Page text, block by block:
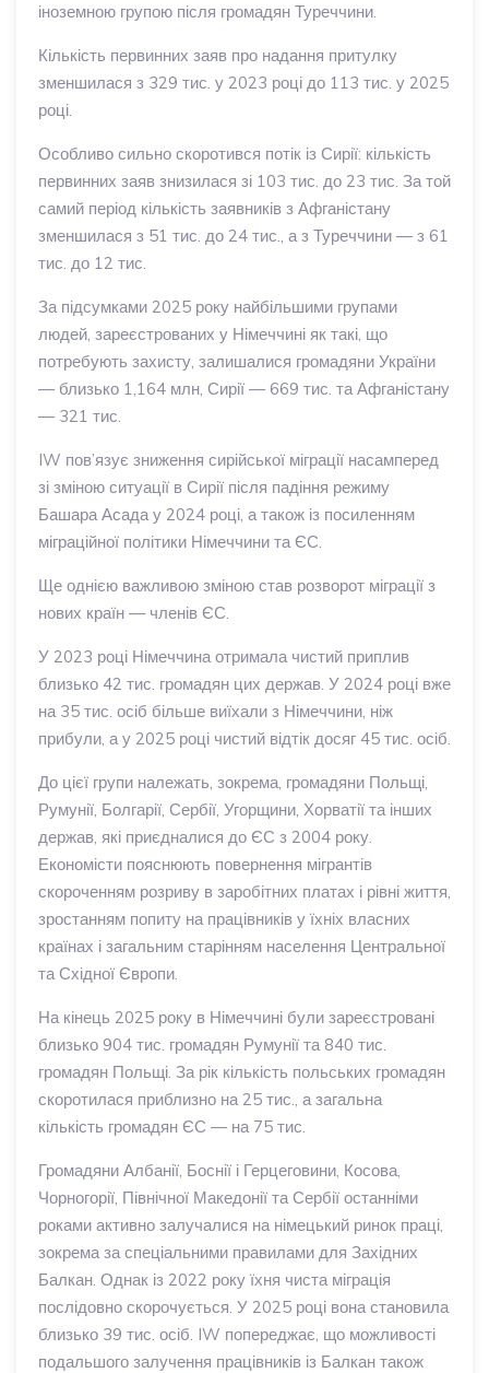
іноземною групою після громадян Туреччини.
Кількість первинних заяв про надання притулку
зменшилася з 329 тис. у 2023 році до 113 тис. у 2025
році.
Особливо сильно скоротився потік із Сирії: кількість
первинних заяв знизилася зі 103 тис. до 23 тис. За той
самий період кількість заявників з Афганістану
зменшилася з 51 тис. до 24 тис., а з Туреччини — з 61
тис. до 12 тис.
За підсумками 2025 року найбільшими групами
людей, зареєстрованих у Німеччині як такі, що
потребують захисту, залишалися громадяни України
— близько 1,164 млн, Сирії — 669 тис. та Афганістану
— 321 тис.
IW пов’язує зниження сирійської міграції насамперед
зі зміною ситуації в Сирії після падіння режиму
Башара Асада у 2024 році, а також із посиленням
міграційної політики Німеччини та ЄС.
Ще однією важливою зміною став розворот міграції з
нових країн — членів ЄС.
У 2023 році Німеччина отримала чистий приплив
близько 42 тис. громадян цих держав. У 2024 році вже
на 35 тис. осіб більше виїхали з Німеччини, ніж
прибули, а у 2025 році чистий відтік досяг 45 тис. осіб.
До цієї групи належать, зокрема, громадяни Польщі,
Румунії, Болгарії, Сербії, Угорщини, Хорватії та інших
держав, які приєдналися до ЄС з 2004 року.
Економісти пояснюють повернення мігрантів
скороченням розриву в заробітних платах і рівні життя,
зростанням попиту на працівників у їхніх власних
країнах і загальним старінням населення Центральної
та Східної Європи.
На кінець 2025 року в Німеччині були зареєстровані
близько 904 тис. громадян Румунії та 840 тис.
громадян Польщі. За рік кількість польських громадян
скоротилася приблизно на 25 тис., а загальна
кількість громадян ЄС — на 75 тис.
Громадяни Албанії, Боснії і Герцеговини, Косова,
Чорногорії, Північної Македонії та Сербії останніми
роками активно залучалися на німецький ринок праці,
зокрема за спеціальними правилами для Західних
Балкан. Однак із 2022 року їхня чиста міграція
послідовно скорочується. У 2025 році вона становила
близько 39 тис. осіб. IW попереджає, що можливості
подальшого залучення працівників із Балкан також